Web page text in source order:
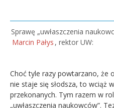
Sprawę „uwłaszczenia
Marcin Pałys , rektor UW:
Choć tyle razy powtarzano, że
nie staje się słodsza, to wciąż
przekonanych. Tym razem w
„uwłaszczenia naukowców”.